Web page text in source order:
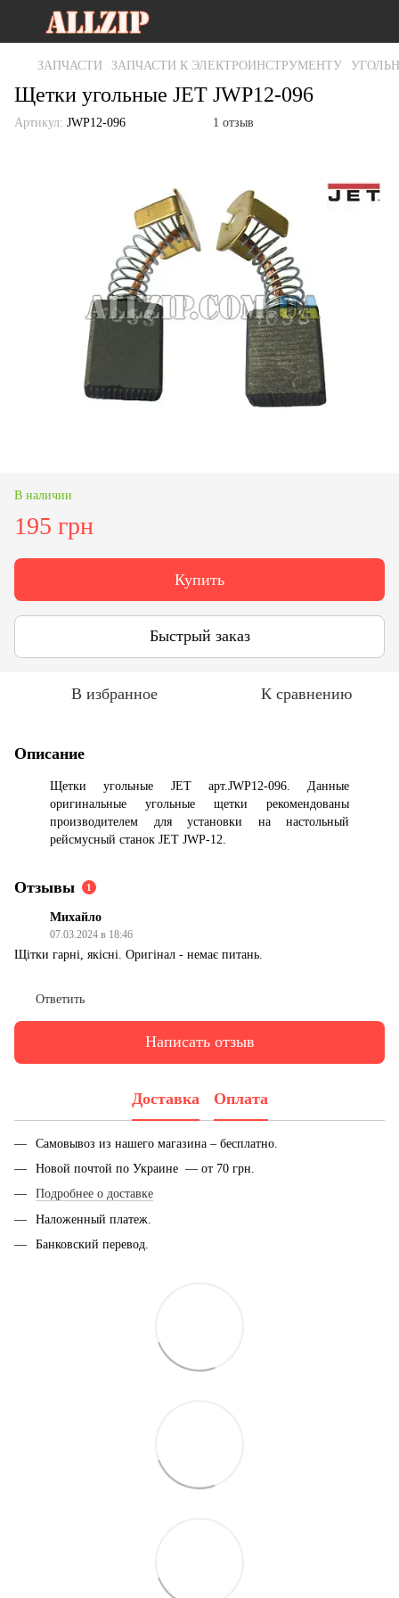
ЗАПЧАСТИ ЗАПЧАСТИ К ЭЛЕКТРОИНСТРУМЕНТУ
Щетки угольные JET JWP12-096
Артикул: JWP12-096 1 отзыв
В наличии
195 грн
Купить
Быстрый заказ
В избранное К сравнению
Описание
Щетки угольные JET арт.JWP12-096. Данные
оригинальные угольные щетки рекомендованы
производителем для установки на настольный
рейсмусный станок JET JWP-12.
Отзывы 1
Михайло
07.03.2024 в 18:46
Щітки гарні, якісні. Оригінал - немає питань.
Ответить
Написать отзыв
Доставка Оплата
Самовывоз из нашего магазина – бесплатно.
Новой почтой по Украине — от 70 грн.
Подробнее о доставке
Наложенный платеж.
Банковский перевод.